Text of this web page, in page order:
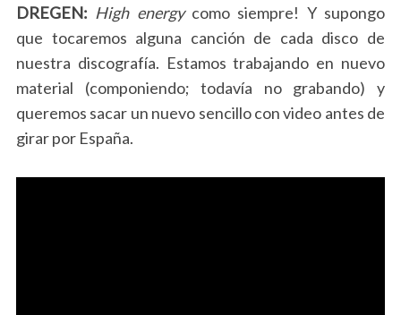
DREGEN: High energycomo siempre! Y supongo
que tocaremos alguna canción de cada disco de
nuestra discografía. Estamos trabajando en nuevo
material (componiendo; todavía no grabando) y
queremos sacar un nuevo sencillo con video antes de
girar por España.